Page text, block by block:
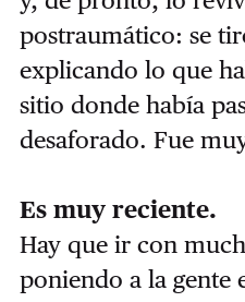
postraumático: se
explicando lo que
sitio donde había
desaforado. Fue
Es muy reciente.
Hay que ir con
poniendo a la gente